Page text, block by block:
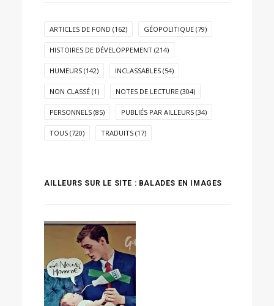
ARTICLES DE FOND (162) GÉOPOLITIQUE (79)
HISTOIRES DE DÉVELOPPEMENT (214)
HUMEURS (142) INCLASSABLES (54)
NON CLASSÉ (1) NOTES DE LECTURE (304)
PERSONNELS (85) PUBLIÉS PAR AILLEURS (34)
TOUS (720) TRADUITS (17)
AILLEURS SUR LE SITE : BALADES EN IMAGES